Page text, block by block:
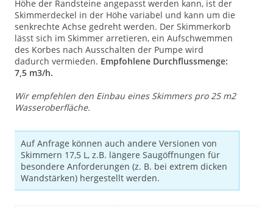
Höhe der Randsteine angepasst werden kann, ist der
Skimmerdeckel in der Höhe variabel und kann um die
senkrechte Achse gedreht werden. Der Skimmerkorb
lässt sich im Skimmer arretieren, ein Aufschwemmen
des Korbes nach Ausschalten der Pumpe wird
dadurch vermieden. Empfohlene Durchflussmenge:
7,5 m3/h.
Wir empfehlen den Einbau eines Skimmers pro 25 m2
Wasseroberfläche.
Auf Anfrage können auch andere Versionen von
Skimmern 17,5 L, z.B. längere Saugöffnungen für
besondere Anforderungen (z. B. bei extrem dicken
Wandstärken) hergestellt werden.